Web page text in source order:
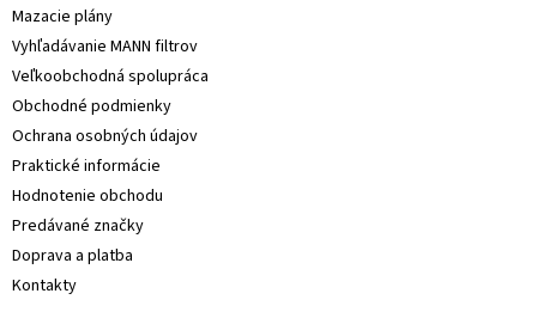
Mazacie plány
Vyhľadávanie MANN filtrov
Veľkoobchodná spolupráca
Obchodné podmienky
Ochrana osobných údajov
Praktické informácie
Hodnotenie obchodu
Predávané značky
Doprava a platba
Kontakty